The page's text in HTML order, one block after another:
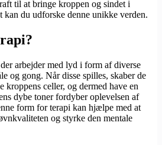
til at bringe kroppen og sindet i
du udforske denne unikke verden.
arbejder med lyd i form af diverse
og gong. Når disse spilles, skaber de
kroppens celler, og dermed have en
dybe toner fordyber oplevelsen af
form for terapi kan hjælpe med at
og styrke den mentale